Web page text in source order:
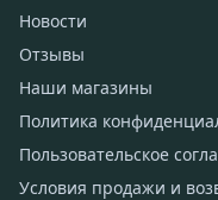
Новости
Отзывы
Наши магазины
Политика
Пользовательское
Условия продажи и